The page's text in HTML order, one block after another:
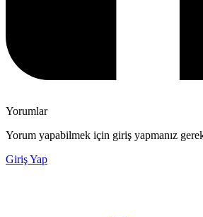
Yorumlar
Yorum yapabilmek için giriş yapmanız
Giriş Yap